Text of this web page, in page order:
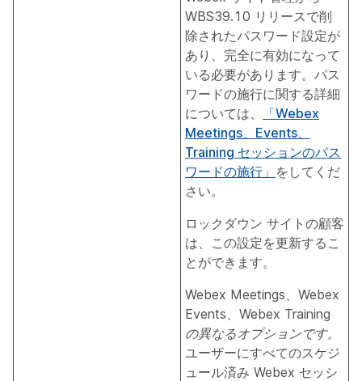
WBS39.10 リリースで削
除されたパスワード設定が
あり、完全に有効になって
いる必要があります。パス
ワードの施行に関する詳細
については、
「Webex
Meetings、Events、
Training セッションのパス
ワードの施行」 をしてくだ
さい。
ロックダウン サイトの顧客
は、この設定を更新するこ
とができます。
Webex Meetings、Webex
Events、Webex Training
の異なるオプションです。
ユーザーにすべてのスケジ
ュール済み Webex セッシ